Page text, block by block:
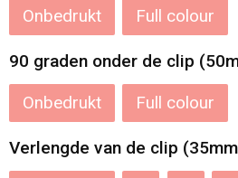
Onbedrukt Full colour
90 graden onder de clip
Onbedrukt Full colour
Verlengde van de clip